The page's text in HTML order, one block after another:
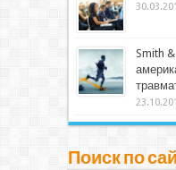
Smith
Поиск по